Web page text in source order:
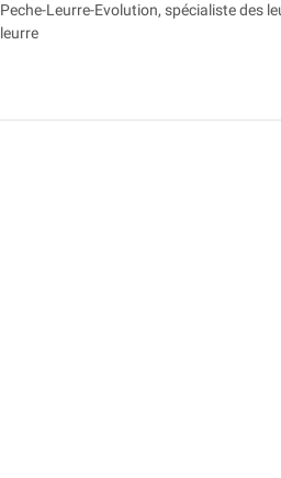
Peche-Leurre-Evolution, spécialiste des
leurre